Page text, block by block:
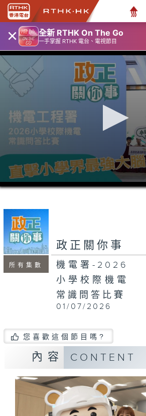
× 全新 RTHK On The Go
一手掌握 RTHK 電台、電視節目
0
seconds
minutes,
seconds
所有集數
政正關你事
機電署-2026
小學校際機電
常識問答比賽
01/07/2026
您喜歡這個節目嗎?
內容 CONTENT